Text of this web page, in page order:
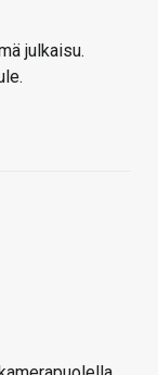
julkaisu.